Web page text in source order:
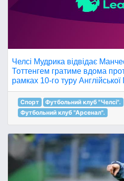
Челсі Мудрика відвідає
Тоттенгем гратиме вдома
рамках 10-го туру
Спорт
Футбольний клуб "Челсі".
Футбольний клуб "Арсенал".